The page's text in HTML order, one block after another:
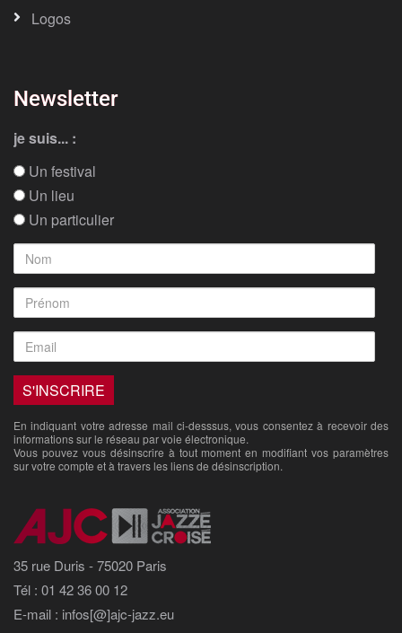
Logos
Newsletter
je suis... :
Un festival
Un lieu
Un particulier
En indiquant votre adresse mail ci-desssus, vous consentez à recevoir des
informations sur le réseau par voie électronique.
Vous pouvez vous désinscrire à tout moment en modifiant vos paramètres
sur votre compte et à travers les liens de désinscription.
35 rue Duris - 75020 Paris
Tél : 01 42 36 00 12
E-mail : infos[@]ajc-jazz.eu